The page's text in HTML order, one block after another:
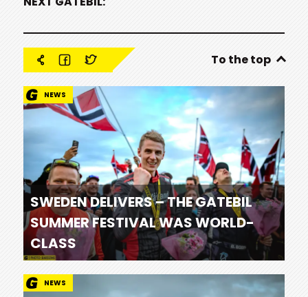
To the top
NEWS
SWEDEN DELIVERS – THE GATEBIL
SUMMER FESTIVAL WAS WORLD-
CLASS
NEWS